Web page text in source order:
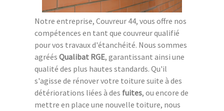
Notre entreprise, Couvreur 44, vous offre nos
compétences en tant que couvreur qualifié
pour vos travaux d'étanchéité. Nous sommes
agréés Qualibat RGE, garantissant ainsi une
qualité des plus hautes standards. Qu'il
s'agisse de rénover votre toiture suite à des
détériorations liées à des fuites, ou encore de
mettre en place une nouvelle toiture, nous